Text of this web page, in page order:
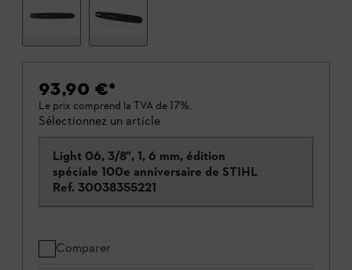
93,90 €*
Le prix comprend la TVA de 17%.
Sélectionnez un article
Light 06, 3/8", 1, 6 mm, édition
spéciale 100e anniversaire de STIHL
Ref. 30038355221
Comparer